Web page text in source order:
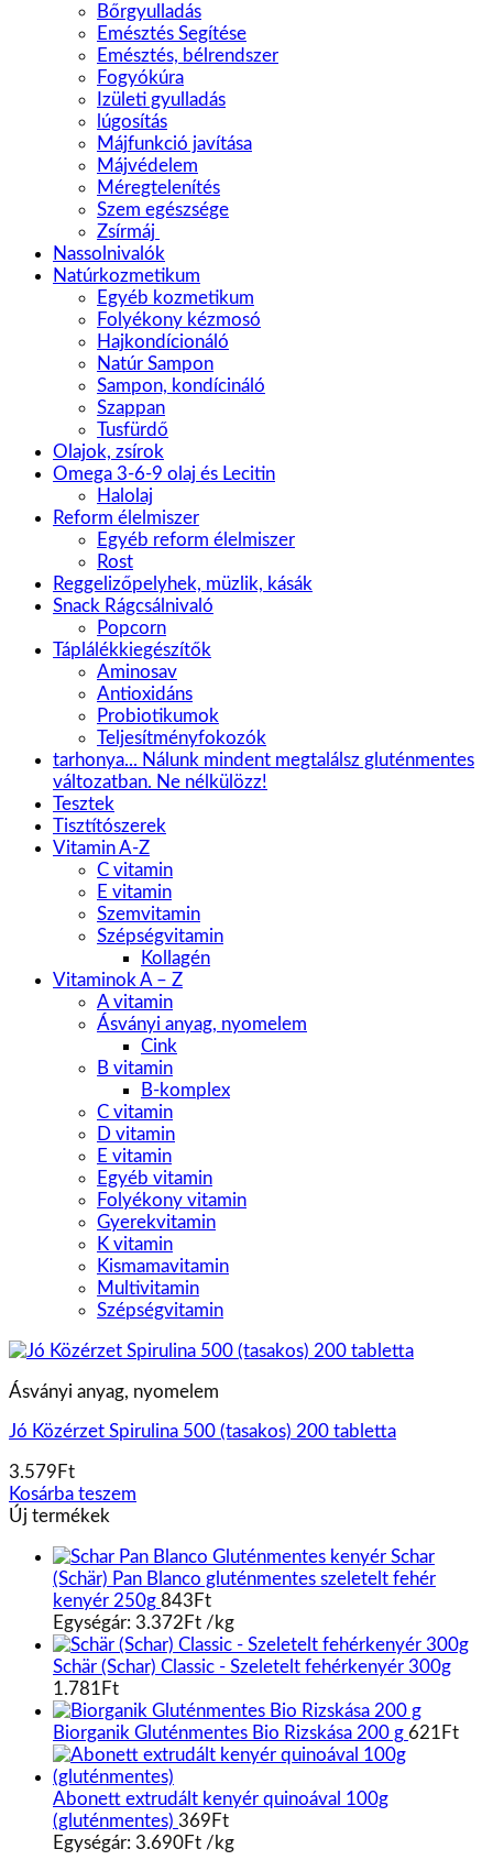
Bőrgyulladás
Emésztés Segítése
Emésztés, bélrendszer
Fogyókúra
Izületi gyulladás
lúgosítás
Májfunkció javítása
Májvédelem
Méregtelenítés
Szem egészsége
Zsírmáj
Nassolnivalók
Natúrkozmetikum
Egyéb kozmetikum
Folyékony kézmosó
Hajkondícionáló
Natúr Sampon
Sampon, kondícináló
Szappan
Tusfürdő
Olajok, zsírok
Omega 3-6-9 olaj és Lecitin
Halolaj
Reform élelmiszer
Egyéb reform élelmiszer
Rost
Reggelizőpelyhek, müzlik, kásák
Snack Rágcsálnivaló
Popcorn
Táplálékkiegészítők
Aminosav
Antioxidáns
Probiotikumok
Teljesítményfokozók
tarhonya... Nálunk mindent megtalálsz gluténmentes
változatban. Ne nélkülözz!
Tesztek
Tisztítószerek
Vitamin A-Z
C vitamin
E vitamin
Szemvitamin
Szépségvitamin
Kollagén
Vitaminok A – Z
A vitamin
Ásványi anyag, nyomelem
Cink
B vitamin
B-komplex
C vitamin
D vitamin
E vitamin
Egyéb vitamin
Folyékony vitamin
Gyerekvitamin
K vitamin
Kismamavitamin
Multivitamin
Szépségvitamin
Ásványi anyag, nyomelem
Jó Közérzet Spirulina 500 (tasakos) 200 tabletta
3.579 Ft
Kosárba teszem
Új termékek
Schar
(Schär) Pan Blanco gluténmentes szeletelt fehér
kenyér 250g 843 Ft
Egységár: 3.372 Ft /kg
Schär (Schar) Classic - Szeletelt fehérkenyér 300g
1.781 Ft
Biorganik Gluténmentes Bio Rizskása 200 g 621 Ft
Abonett extrudált kenyér quinoával 100g
(gluténmentes) 369 Ft
Egységár: 3.690Ft /kg